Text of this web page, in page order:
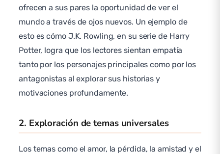
ofrecen a sus pares la oportunidad de ver el
mundo a través de ojos nuevos. Un ejemplo de
esto es cómo J.K. Rowling, en su serie de Harry
Potter, logra que los lectores sientan empatía
tanto por los personajes principales como por los
antagonistas al explorar sus historias y
motivaciones profundamente.
2. Exploración de temas universales
Los temas como el amor, la pérdida, la amistad y el